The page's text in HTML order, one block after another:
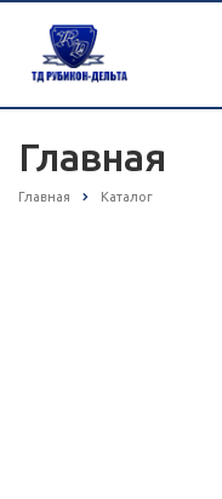
Главная
Главная Каталог